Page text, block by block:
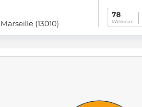
Marseille (13010)
78
kWh/m².an